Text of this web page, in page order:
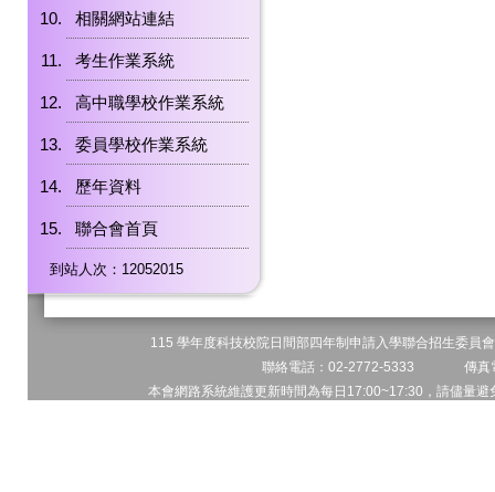
相關網站連結
考生作業系統
高中職學校作業系統
委員學校作業系統
歷年資料
聯合會首頁
到站人次：12052015
115 學年度科技校院日間部四年制申請入學聯合招生委
聯絡電話：02-2772-5333 傳
本會網路系統維護更新時間為每日17:00~17:30，請儘量